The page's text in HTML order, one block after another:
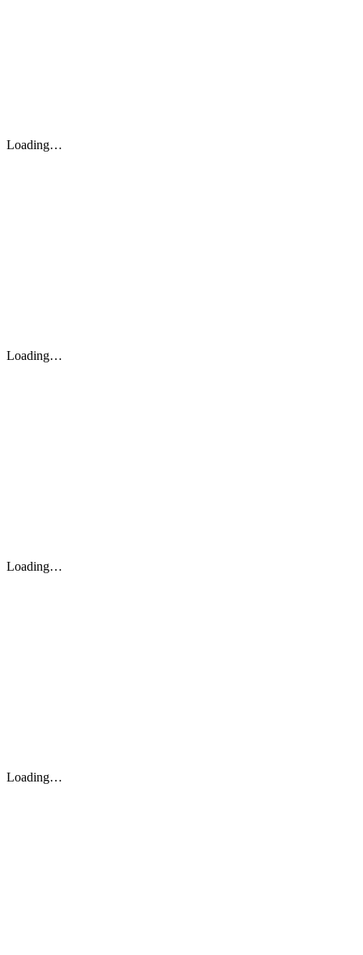
Loading…
Loading…
Loading…
Loading…